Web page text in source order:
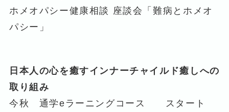
ホメオパシー健康相談 座談会「難病とホメオ
パシー」
日本人の心を癒すインナーチャイルド癒しへの
取り組み
今秋 通学eラーニングコース スタート